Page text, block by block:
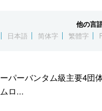
他の言
日本語 简体字 繁體字
パーバンタム級主要4団
ロ...